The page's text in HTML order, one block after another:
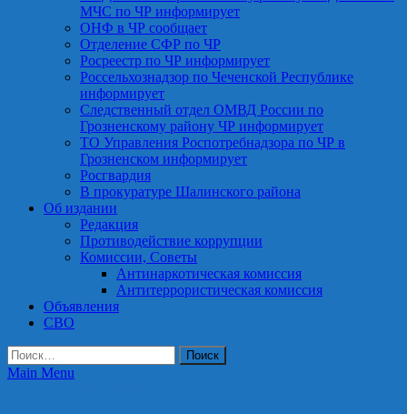
МЧС по ЧР информирует
ОНФ в ЧР сообщает
Отделение СФР по ЧР
Росреестр по ЧР информирует
Россельхознадзор по Чеченской Республике
информирует
Следственный отдел ОМВД России по
Грозненскому району ЧР информирует
ТО Управления Роспотребнадзора по ЧР в
Грозненском информирует
Росгвардия
В прокуратуре Шалинского района
Об издании
Редакция
Противодействие коррупции
Комиссии, Советы
Антинаркотическая комиссия
Антитеррористическая комиссия
Объявления
СВО
Найти:
Main Menu